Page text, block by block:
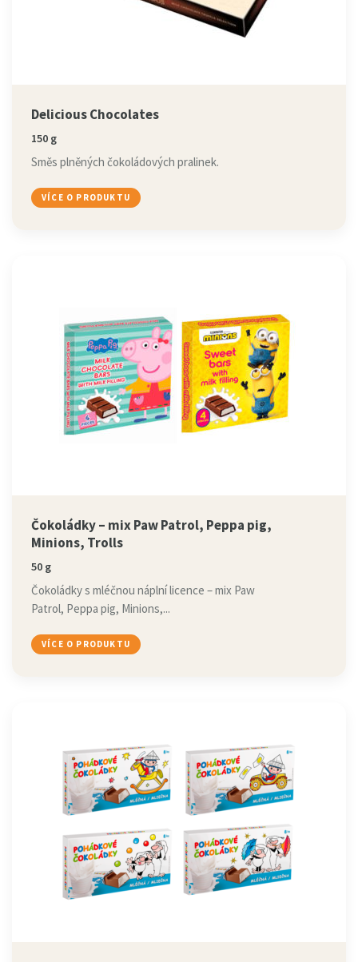
Delicious Chocolates
150 g
Směs plněných čokoládových pralinek.
VÍCE O PRODUKTU
Čokoládky – mix Paw Patrol, Peppa pig,
Minions, Trolls
50 g
Čokoládky s mléčnou náplní licence – mix Paw
Patrol, Peppa pig, Minions,...
VÍCE O PRODUKTU